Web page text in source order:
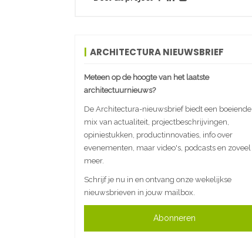
ARCHITECTURA NIEUWSBRIEF
Meteen op de hoogte van het laatste
architectuurnieuws?
De Architectura-nieuwsbrief biedt een boeiende
mix van actualiteit, projectbeschrijvingen,
opiniestukken, productinnovaties, info over
evenementen, maar video's, podcasts en zoveel
meer.
Schrijf je nu in en ontvang onze wekelijkse
nieuwsbrieven in jouw mailbox.
Abonneren